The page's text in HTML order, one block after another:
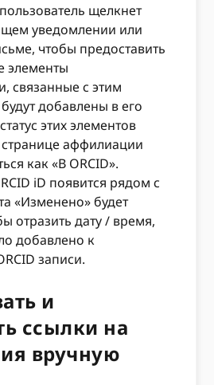
щелкнет
уведомлении или
чтобы предоставить
элементы
связанные с этим
добавлены в его
этих элементов
аффилиации
как «В ORCID».
iD появится рядом с
«Изменено» будет
отразить дату / время,
добавлено к
записи.
и
ссылки на
вручную